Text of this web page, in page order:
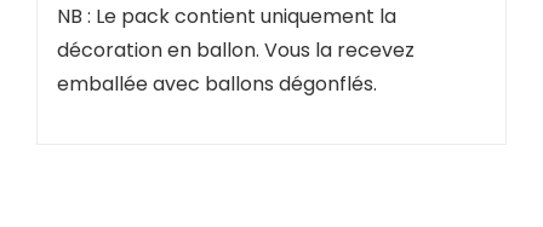
NB : Le pack contient uniquement la
décoration en ballon. Vous la recevez
emballée avec ballons dégonflés.